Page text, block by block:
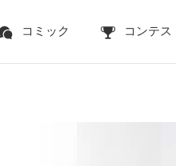
コミック コンテス